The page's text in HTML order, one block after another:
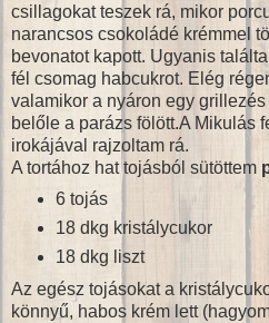
csillagokat teszek rá, mikor
narancsos csokoládé krémmel
bevonatot kapott. Ugyanis
fél csomag habcukrot. Elég
valamikor a nyáron egy
belőle a parázs fölött.A Mikulás
irokájával rajzoltam rá.
A tortához hat tojásból sütöttem
6 tojás
18 dkg kristálycukor
18 dkg liszt
Az egész tojásokat a
könnyű, habos krém lett